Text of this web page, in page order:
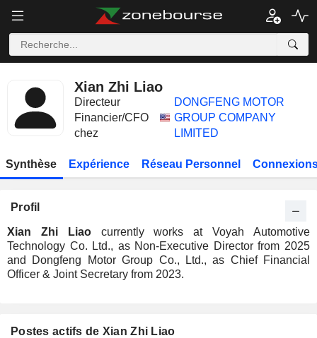
Xian Zhi Liao
Directeur
Financier/CFO
chez
DONGFENG MOTOR
GROUP COMPANY
LIMITED
Synthèse Expérience Réseau Personnel
Profil
Xian Zhi Liaocurrently works at Voyah Automotive
Technology Co. Ltd., as Non-Executive Director from 2025
and Dongfeng Motor Group Co., Ltd., as Chief Financial
Officer & Joint Secretary from 2023.
Postes actifs de Xian Zhi Liao